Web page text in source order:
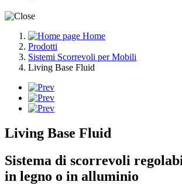
Home
Prodotti
Sistemi Scorrevoli per Mobili
Living Base Fluid
Living Base Fluid
Sistema di scorrevoli
in legno o in alluminio